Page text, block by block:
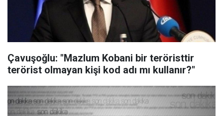
Çavuşoğlu: "Mazlum Kobani bir teröristtir
terörist olmayan kişi kod adı mı kullanır?"